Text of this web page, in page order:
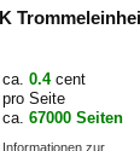
ca. 0.4 cent
pro Seite
ca. 67000 Seiten
Informationen zur